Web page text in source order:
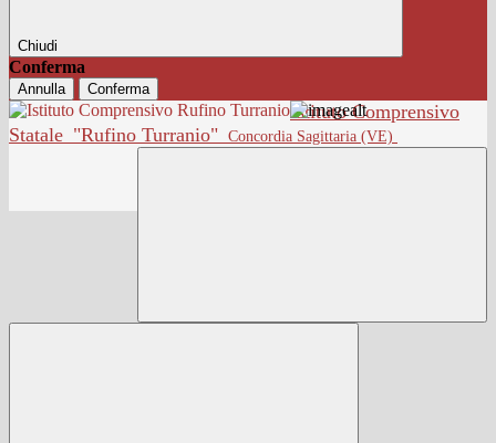
Chiudi
Conferma
Annulla Conferma
Istituto Comprensivo
Statale "Rufino Turranio" Concordia Sagittaria (VE)